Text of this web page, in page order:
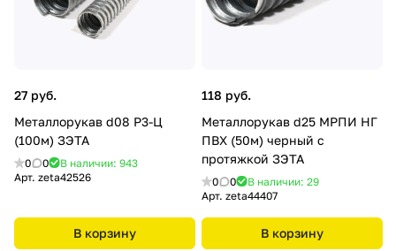
27 руб.
Металлорукав d08 Р3-Ц
(100м) ЗЭТА
0 0
В наличии: 943
Арт. zeta42526
В корзину
118 руб.
Металлорукав d25 МРПИ НГ
ПВХ (50м) черный с
протяжкой ЗЭТА
0 0
В наличии: 29
Арт. zeta44407
В корзину